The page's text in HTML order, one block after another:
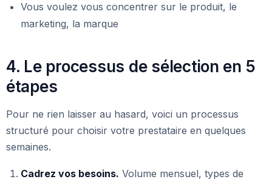
Vous voulez vous concentrer sur le produit, le
marketing, la marque
4. Le processus de sélection en 5
étapes
Pour ne rien laisser au hasard, voici un processus
structuré pour choisir votre prestataire en quelques
semaines.
Cadrez vos besoins. Volume mensuel, types de